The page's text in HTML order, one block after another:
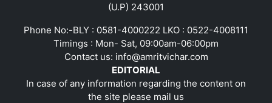
(U.P) 243001
Phone No:-BLY : 0581-4000222 LKO : 0522-4008111
Timings : Mon- Sat, 09:00am-06:00pm
Contact us: info@amritvichar.com
EDITORIAL
In case of any information regarding the content on
the site please mail us